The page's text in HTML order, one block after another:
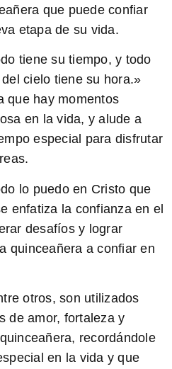
que puede confiar
etapa de su vida.
tiene su tiempo, y todo
cielo tiene su hora.»
que hay momentos
en la vida, y alude a
especial para disfrutar
lo puedo en Cristo que
enfatiza la confianza en el
desafíos y lograr
quinceañera a confiar en
otros, son utilizados
de amor, fortaleza y
recordándole
en la vida y que